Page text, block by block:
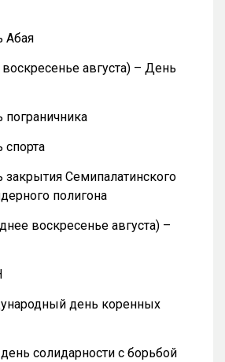
Абая
воскресенье августа) – День
пограничника
спорта
закрытия Семипалатинского
полигона
воскресенье августа) –
день коренных
солидарности с борьбой